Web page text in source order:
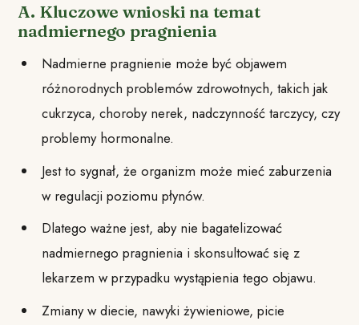
A. Kluczowe wnioski na temat
nadmiernego pragnienia
Nadmierne pragnienie może być objawem
różnorodnych problemów zdrowotnych, takich jak
cukrzyca, choroby nerek, nadczynność tarczycy, czy
problemy hormonalne.
Jest to sygnał, że organizm może mieć zaburzenia
w regulacji poziomu płynów.
Dlatego ważne jest, aby nie bagatelizować
nadmiernego pragnienia i skonsultować się z
lekarzem w przypadku wystąpienia tego objawu.
Zmiany w diecie, nawyki żywieniowe, picie